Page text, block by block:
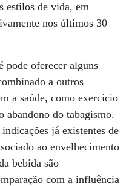
estilos de vida, em
nos últimos 30
pode oferecer alguns
a outros
a saúde, como exercício
abandono do tabagismo.
já existentes de
ao envelhecimento
bebida são
com a influência